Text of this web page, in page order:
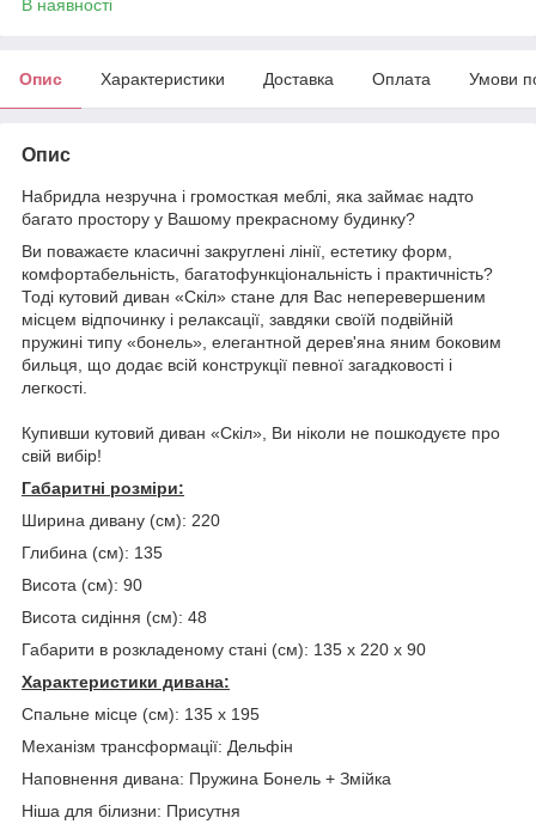
В наявності
Опис Характеристики Доставка Оплата Умови
Опис
Набридла незручна і громосткая меблі, яка займає надто
багато простору у Вашому прекрасному будинку?
Ви поважаєте класичні закруглені лінії, естетику форм,
комфортабельність, багатофункціональність і практичність?
Тоді кутовий диван «Скіл» стане для Вас неперевершеним
місцем відпочинку і релаксації, завдяки своїй подвійній
пружині типу «бонель», елегантной дерев'яна яним боковим
бильця, що додає всій конструкції певної загадковості і
легкості.
Купивши кутовий диван «Скіл», Ви ніколи не пошкодуєте про
свій вибір!
Габаритні розміри:
Ширина дивану (см): 220
Глибина (см): 135
Висота (см): 90
Висота сидіння (см): 48
Габарити в розкладеному стані (см): 135 х 220 х 90
Характеристики дивана:
Спальне місце (см): 135 х 195
Механізм трансформації: Дельфін
Наповнення дивана: Пружина Бонель + Змійка
Ніша для білизни: Присутня